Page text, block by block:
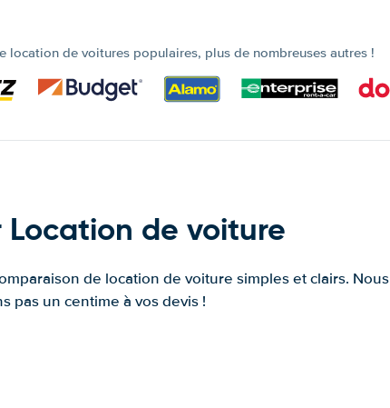
location de voitures populaires, plus de nombreuses autres !
Location de voiture
de location de voiture simples et clairs. Nous
pas un centime à vos devis !